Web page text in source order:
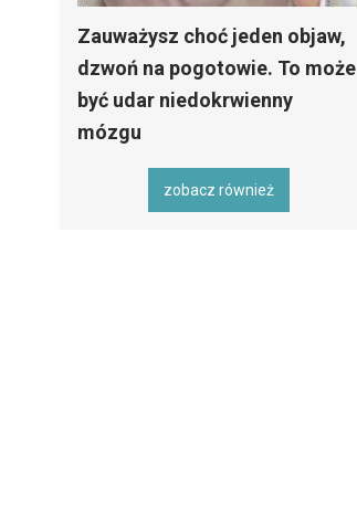
Zauważysz choć jeden objaw,
dzwoń na pogotowie. To może
być udar niedokrwienny
mózgu
zobacz również